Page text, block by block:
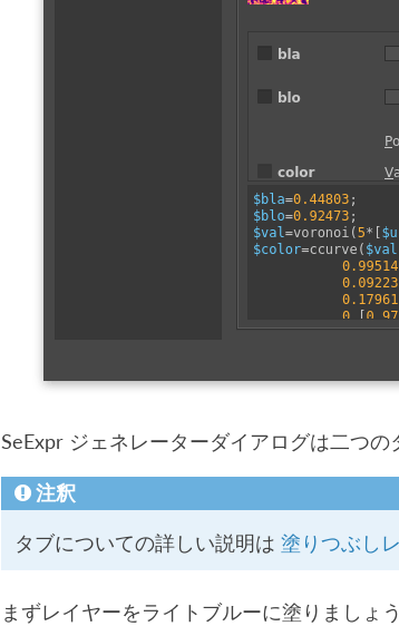
SeExpr ジェネレーターダイアログは二つ
注釈
タブについての詳しい説明は 塗りつぶし
まずレイヤーをライトブルーに塗りましょう